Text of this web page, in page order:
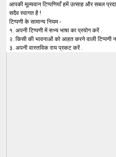
आपकी मूल्यवान टिप्पणियाँ हमें उत्साह और सबल
सदैव स्वागत है !
टिप्पणी के सामान्य नियम -
१. अपनी टिप्पणी में सभ्य भाषा का प्रयोग करें .
२. किसी की भावनाओं को आहत करने वाली टिप्पणी
३. अपनी वास्तविक राय प्रकट करें .